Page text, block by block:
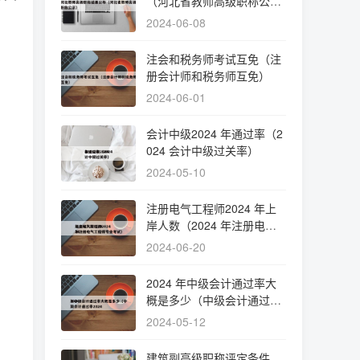
示）
2024-06-08
注会和税务师考试互免（注
册会计师和税务师互免）
2024-06-01
会计中级2024 年通过率（2
024 会计中级过关率）
2024-05-10
注册电气工程师2024 年上
岸人数（2024 年注册电气
工程师专业考试）
2024-06-20
2024 年中级会计通过率大
概是多少（中级会计通过率
2024 ）
2024-05-12